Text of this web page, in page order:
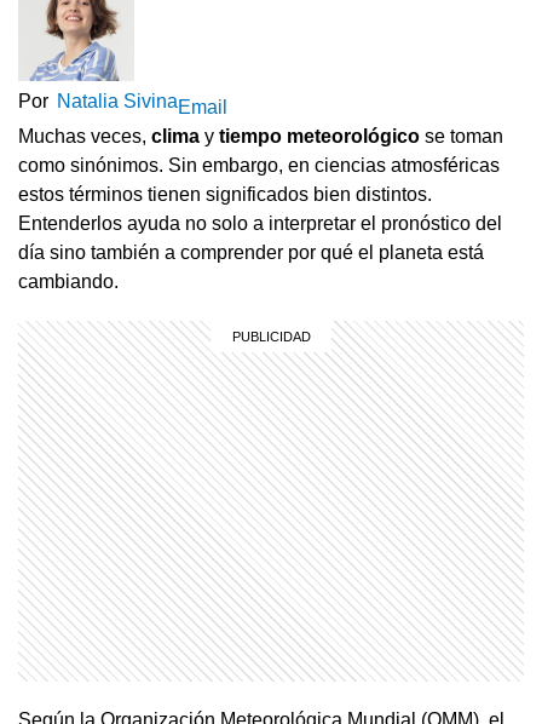
Por Natalia SivinaEmail
Muchas veces, clima y tiempo meteorológico se toman
como sinónimos. Sin embargo, en ciencias atmosféricas
estos términos tienen significados bien distintos.
Entenderlos ayuda no solo a interpretar el pronóstico del
día sino también a comprender por qué el planeta está
cambiando.
Según la Organización Meteorológica Mundial (OMM), el